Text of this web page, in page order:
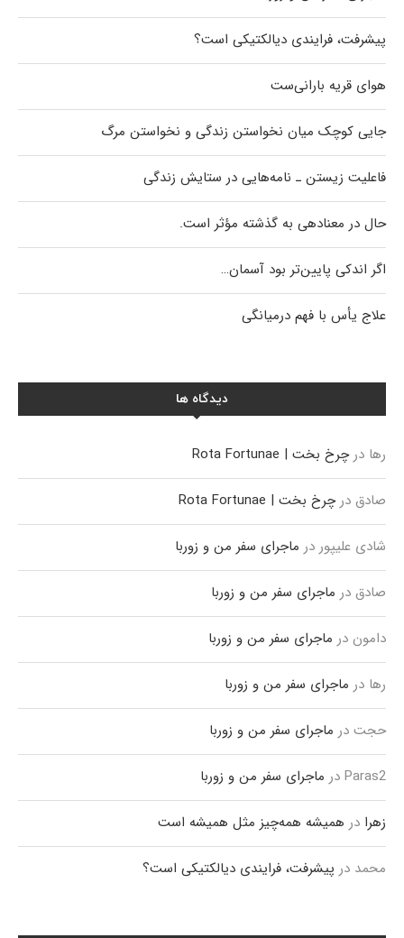
پیشرفت، فرایندی دیالکتیکی است؟
هوای قریه بارانی‌ست
جایی کوچک میان نخواستن زندگی و نخواستن مرگ
فاعلیت زیستن ـ نامه‌هایی در ستایش زندگی
حال در معنادهی به گذشته مؤثر است.
اگر اندکی پایین‌تر بود آسمان…
علاج یأس با فهم درمیانگی
دیدگاه ها
رها درچرخ بخت | Rota Fortunae
صادق درچرخ بخت | Rota Fortunae
شادی علیپور در ماجرای سفر من و زوربا
صادق در ماجرای سفر من و زوربا
دامون در ماجرای سفر من و زوربا
رها در ماجرای سفر من و زوربا
حجت در ماجرای سفر من و زوربا
Paras2 در ماجرای سفر من و زوربا
زهرا در همیشه همه‌چیز مثل همیشه است
محمد در پیشرفت، فرایندی دیالکتیکی است؟